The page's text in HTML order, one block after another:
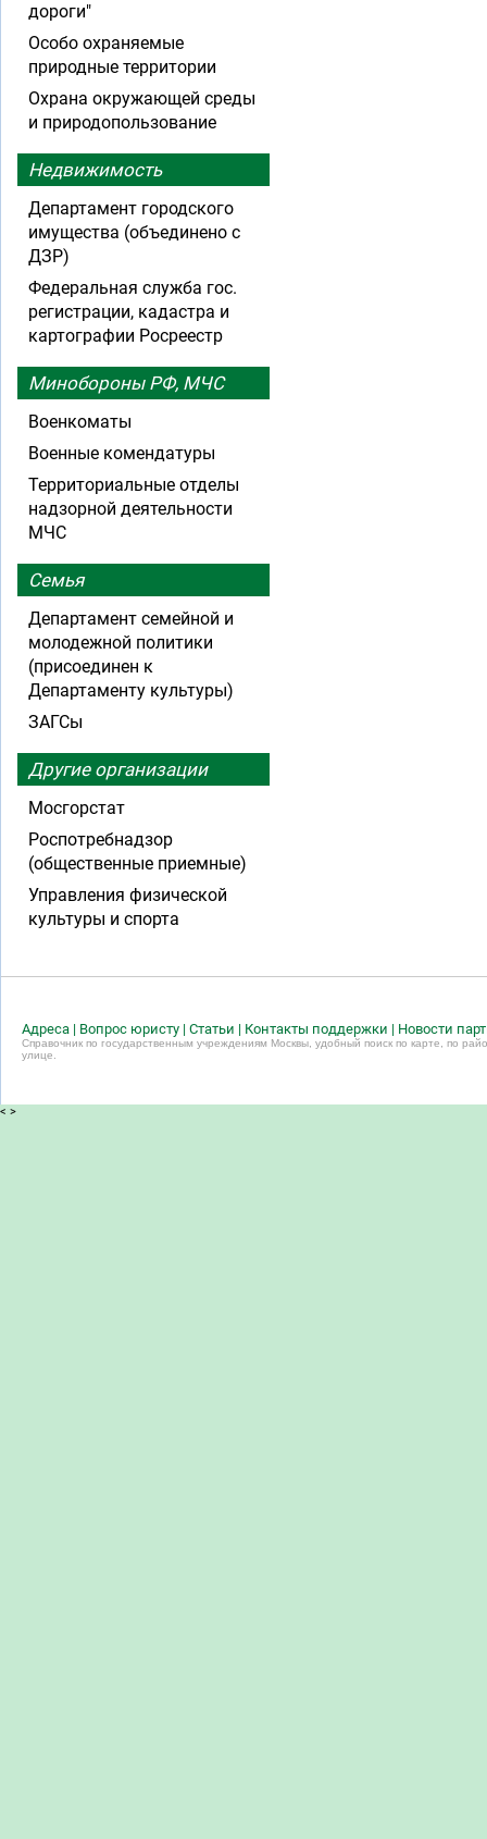
дороги"
Особо охраняемые
природные территории
Охрана окружающей среды
и природопользование
Недвижимость
Департамент городского
имущества (объединено с
ДЗР)
Федеральная служба гос.
регистрации, кадастра и
картографии Росреестр
Минобороны РФ, МЧС
Военкоматы
Военные комендатуры
Территориальные отделы
надзорной деятельности
МЧС
Семья
Департамент семейной и
молодежной политики
(присоединен к
Департаменту культуры)
ЗАГСы
Другие организации
Мосгорстат
Роспотребнадзор
(общественные приемные)
Управления физической
культуры и спорта
Адреса | Вопрос юристу | Статьи | Контакты поддержки | Новости
Справочник по государственным учреждениям Москвы, удобный поиск по карте, по
улице.
< >